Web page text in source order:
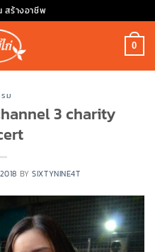
สร้างอาชีพ
0
ม
3 charity
BYSIXTYNINE4T